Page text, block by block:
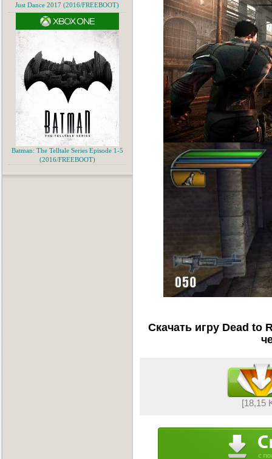
Скачать игру Dead to
[18,15
Just Dance 2017 (2016/FREEBOOT)
Batman: The Telltale Series Episode 1-5
(2016/FREEBOOT)